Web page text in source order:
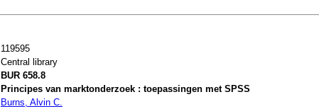
119595
Central library
BUR 658.8
Principes van marktonderzoek : toepassingen met SPSS
Burns, Alvin C.